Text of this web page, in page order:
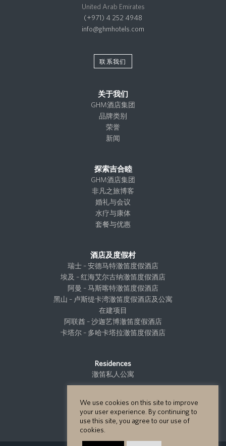
United Arab Emirates
(+971) 4 252 4948
info@ghmhotels.com
联系我们
关于我们
GHM酒店集团
品牌类别
荣誉
新闻
探索吉合睦
GHM酒店集团
非凡之旅博客
婚礼与会议
水疗与康体
套餐与优惠
酒店及度假村
瑞士 – 安德马特澈笛度假酒店
埃及 – 红海艾尔古纳澈笛度假酒店
阿曼 – 马斯喀特澈笛度假酒店
黑山 – 卢斯缇卡湾澈笛度假酒店及公寓
在建项目
阿联酋 – 沙迦艺博澈笛度假酒店
卡塔尔 – 多哈卡塔拉澈笛度假酒店
Residences
澈笛私人公寓
项目开发
项目开发
We use cookies on this site to improve
your user experience. By continuing to
use this site, you agree to our use of
cookies.